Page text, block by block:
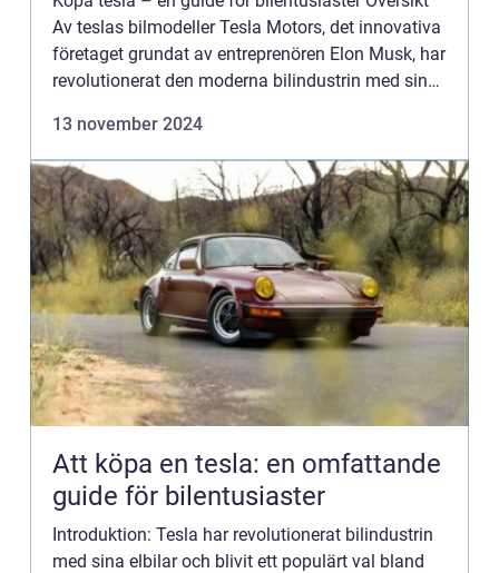
Av teslas bilmodeller Tesla Motors, det innovativa
företaget grundat av entreprenören Elon Musk, har
revolutionerat den moderna bilindustrin med sina
13 november 2024
Att köpa en tesla: en omfattande
guide för bilentusiaster
Introduktion: Tesla har revolutionerat bilindustrin
med sina elbilar och blivit ett populärt val bland